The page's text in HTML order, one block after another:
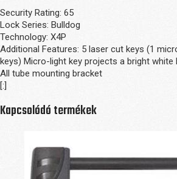
Security Rating: 65
Lock Series: Bulldog
Technology: X4P
Additional Features: 5 laser cut keys (1
keys) Micro-light key projects a bright white
All tube mounting bracket
[:]
Kapcsolódó termékek